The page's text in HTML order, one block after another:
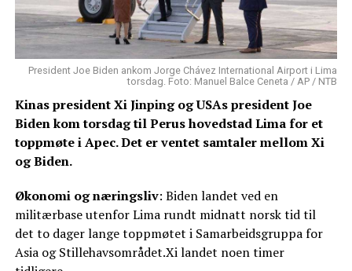
President Joe Biden ankom Jorge Chávez International Airport i Lima
torsdag. Foto: Manuel Balce Ceneta / AP / NTB
Kinas president Xi Jinping og USAs president Joe
Biden kom torsdag til Perus hovedstad Lima for et
toppmøte i Apec. Det er ventet samtaler mellom Xi
og Biden.
Økonomi og næringsliv: Biden landet ved en
militærbase utenfor Lima rundt midnatt norsk tid til
det to dager lange toppmøtet i Samarbeidsgruppa for
Asia og Stillehavsområdet.Xi landet noen timer